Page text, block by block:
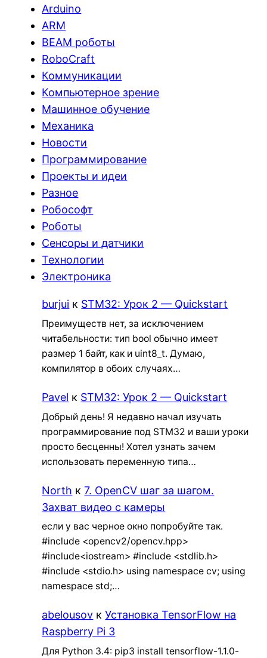
Arduino
ARM
BEAM роботы
RoboCraft
Коммуникации
Компьютерное зрение
Машинное обучение
Механика
Новости
Программирование
Проекты и идеи
Разное
Робософт
Роботы
Сенсоры и датчики
Технологии
Электроника
burjui к STM32: Урок 2 — Quickstart
Преимуществ нет, за исключением
читабельности: тип bool обычно имеет
размер 1 байт, как и uint8_t. Думаю,
компилятор в обоих случаях…
Pavel к STM32: Урок 2 — Quickstart
Добрый день! Я недавно начал изучать
программирование под STM32 и ваши уроки
просто бесценны! Хотел узнать зачем
использовать переменную типа…
North к7. OpenCV шаг за шагом.
Захват видео с камеры
если у вас черное окно попробуйте так.
#include <opencv2/opencv.hpp>
#include<iostream> #include <stdlib.h>
#include <stdio.h> using namespace cv; using
namespace std;…
abelousov кУстановка TensorFlow на
Raspberry Pi 3
Для Python 3.4: pip3 install tensorflow-1.1.0-